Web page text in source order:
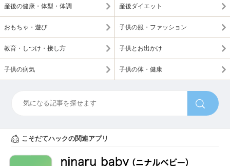
産後の健康・体型・体調 産後ダイエット
おもちゃ・遊び 子供の服・ファッション
教育・しつけ・接し方 子供とお出かけ
子供の病気 子供の体・健康
こそだてハックの関連アプリ